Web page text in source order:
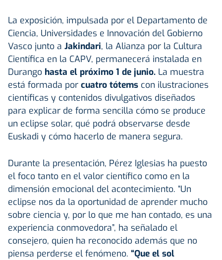
La exposición, impulsada por el Departamento de
Ciencia, Universidades e Innovación del Gobierno
Vasco junto a Jakindari, la Alianza por la Cultura
Científica en la CAPV, permanecerá instalada en
Durango hasta el próximo 1 de junio. La muestra
está formada por cuatro tótems con ilustraciones
científicas y contenidos divulgativos diseñados
para explicar de forma sencilla cómo se produce
un eclipse solar, qué podrá observarse desde
Euskadi y cómo hacerlo de manera segura.
Durante la presentación, Pérez Iglesias ha puesto
el foco tanto en el valor científico como en la
dimensión emocional del acontecimiento. “Un
eclipse nos da la oportunidad de aprender mucho
sobre ciencia y, por lo que me han contado, es una
experiencia conmovedora”, ha señalado el
consejero, quien ha reconocido además que no
piensa perderse el fenómeno. “Que el sol